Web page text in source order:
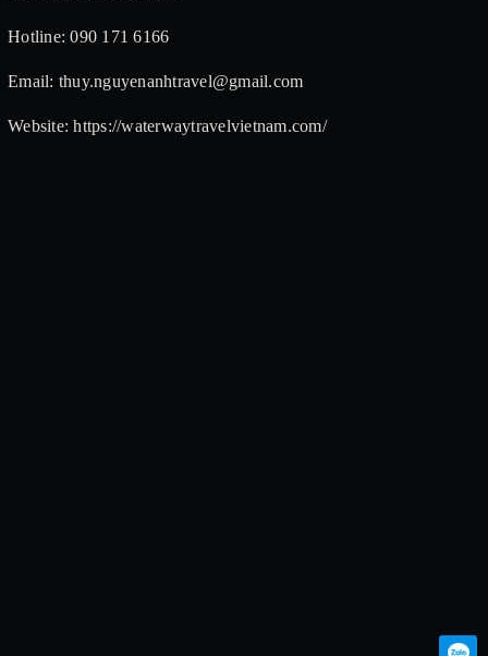
Hotline: 090 171 6166
Email: thuy.nguyenanhtravel@gmail.com
Website: https://waterwaytravelvietnam.com/